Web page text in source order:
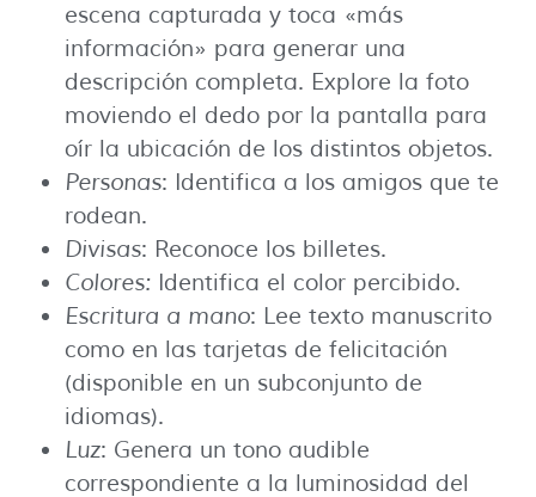
escena capturada y toca «más
información» para generar una
descripción completa. Explore la foto
moviendo el dedo por la pantalla para
oír la ubicación de los distintos objetos.
Personas: Identifica a los amigos que te
rodean.
Divisas: Reconoce los billetes.
Colores: Identifica el color percibido.
Escritura a mano: Lee texto manuscrito
como en las tarjetas de felicitación
(disponible en un subconjunto de
idiomas).
Luz: Genera un tono audible
correspondiente a la luminosidad del